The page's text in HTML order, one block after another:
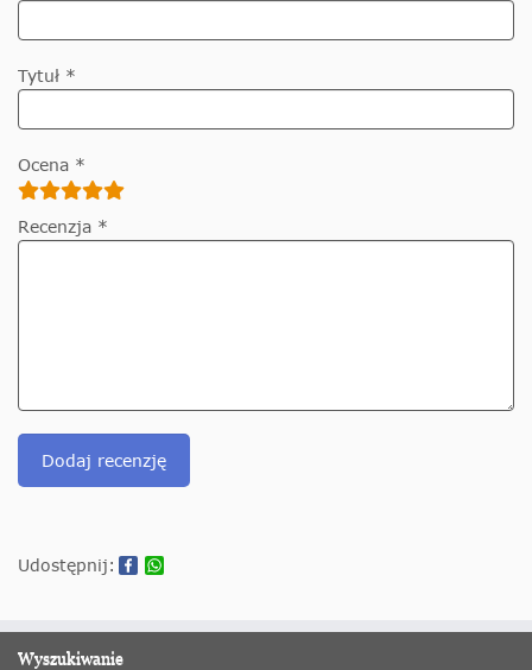
Tytuł *
Ocena *
Recenzja *
Dodaj recenzję
Udostępnij:
Wyszukiwanie